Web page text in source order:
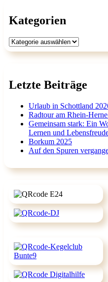
Kategorien
Kategorien
Letzte Beiträge
Urlaub in Schottland
Radtour am Rhein-
Gemeinsam stark: Ein
Lernen und
Borkum 2025
Auf den Spuren